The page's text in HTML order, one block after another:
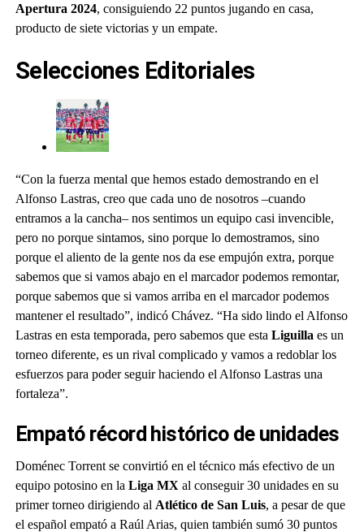
Apertura 2024, consiguiendo 22 puntos jugando en casa,
producto de siete victorias y un empate.
Selecciones Editoriales
“Con la fuerza mental que hemos estado demostrando en el
Alfonso Lastras, creo que cada uno de nosotros –cuando
entramos a la cancha– nos sentimos un equipo casi invencible,
pero no porque sintamos, sino porque lo demostramos, sino
porque el aliento de la gente nos da ese empujón extra, porque
sabemos que si vamos abajo en el marcador podemos remontar,
porque sabemos que si vamos arriba en el marcador podemos
mantener el resultado”, indicó Chávez. “Ha sido lindo el Alfonso
Lastras en esta temporada, pero sabemos que esta Liguilla es un
torneo diferente, es un rival complicado y vamos a redoblar los
esfuerzos para poder seguir haciendo el Alfonso Lastras una
fortaleza”.
Empató récord histórico de unidades
Doménec Torrent se convirtió en el técnico más efectivo de un
equipo potosino en la Liga MX al conseguir 30 unidades en su
primer torneo dirigiendo al Atlético de San Luis, a pesar de que
el español empató a Raúl Arias, quien también sumó 30 puntos